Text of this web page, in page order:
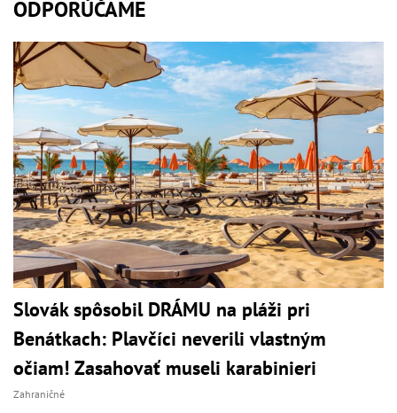
ODPORÚČAME
Slovák spôsobil DRÁMU na pláži pri
Benátkach: Plavčíci neverili vlastným
očiam! Zasahovať museli karabinieri
Zahraničné